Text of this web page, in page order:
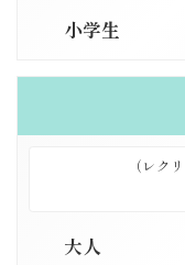
小学生
（レク
大人